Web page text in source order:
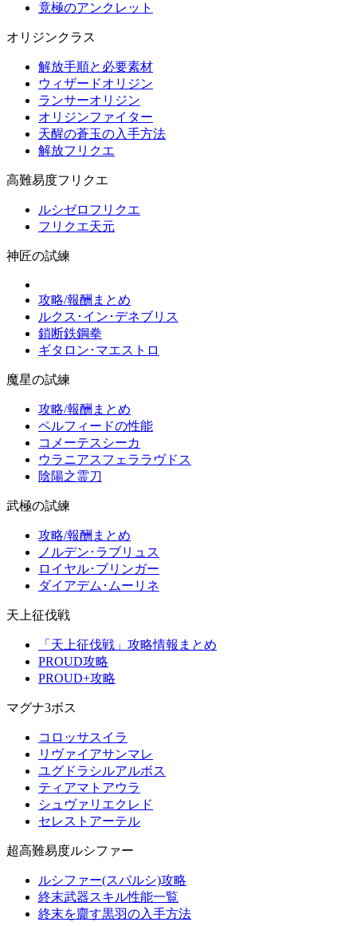
竟極のアンクレット
オリジンクラス
解放手順と必要素材
ウィザードオリジン
ランサーオリジン
オリジンファイター
天醒の蒼玉の入手方法
解放フリクエ
高難易度フリクエ
ルシゼロフリクエ
フリクエ天元
神匠の試練
攻略/報酬まとめ
ルクス･イン･デネブリス
鎖断鉄鋼拳
ギタロン･マエストロ
魔星の試練
攻略/報酬まとめ
ペルフィードの性能
コメーテスシーカ
ウラニアスフェララヴドス
陰陽之霊刀
武極の試練
攻略/報酬まとめ
ノルデン･ラブリュス
ロイヤル･ブリンガー
ダイアデム･ムーリネ
天上征伐戦
「天上征伐戦」攻略情報まとめ
PROUD攻略
PROUD+攻略
マグナ3ボス
コロッサスイラ
リヴァイアサンマレ
ユグドラシルアルボス
ティアマトアウラ
シュヴァリエクレド
セレストアーテル
超高難易度ルシファー
ルシファー(スパルシ)攻略
終末武器スキル性能一覧
終末を齎す黒羽の入手方法